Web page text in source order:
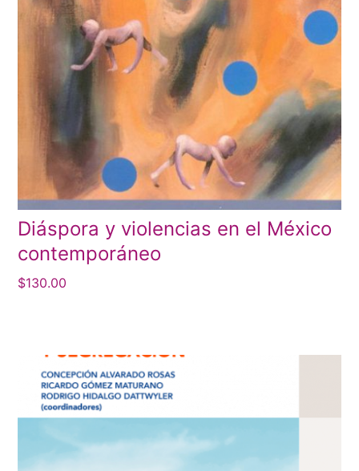
Diáspora y violencias en el México
contemporáneo
$130.00